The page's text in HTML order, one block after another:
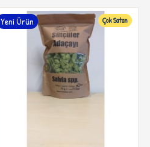
Yeni Ürün Çok Satan